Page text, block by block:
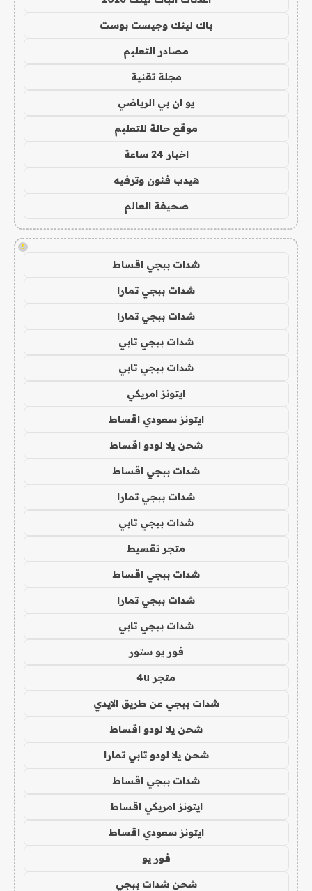
باك لينك وجيست بوست
مصادر التعليم
مجلة تقنية
يو ان بي الرياضي
موقع حالة للتعليم
اخبار 24 ساعة
هيدب فنون وترفيه
صحيفة العالم
!
شدات ببجي اقساط
شدات ببجي تمارا
شدات ببجي تمارا
شدات ببجي تابي
شدات ببجي تابي
ايتونز امريكي
ايتونز سعودي اقساط
شحن يلا لودو اقساط
شدات ببجي اقساط
شدات ببجي تمارا
شدات ببجي تابي
متجر تقسيط
شدات ببجي اقساط
شدات ببجي تمارا
شدات ببجي تابي
فور يو ستور
متجر 4u
شدات ببجي عن طريق الايدي
شحن يلا لودو اقساط
شحن يلا لودو تابي تمارا
شدات ببجي اقساط
ايتونز امريكي اقساط
ايتونز سعودي اقساط
فور يو
شحن شدات ببجي